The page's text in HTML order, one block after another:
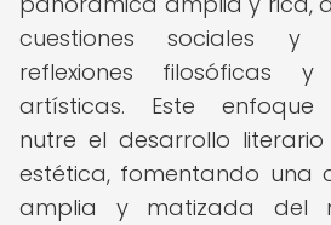
cuestiones sociales y
reflexiones filosóficas y
artísticas. Este enfoque
nutre el desarrollo
estética, fomentando una
amplia y matizada del